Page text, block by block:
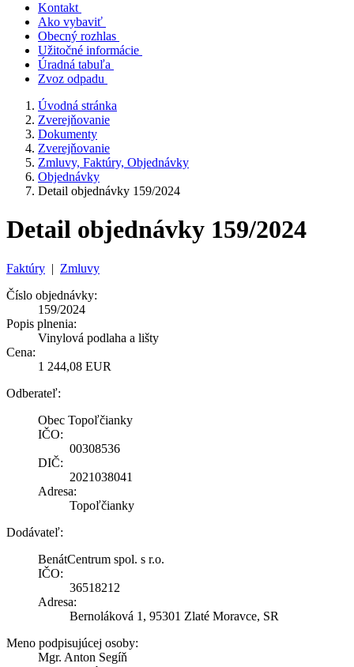
Kontakt
Ako vybaviť
Obecný rozhlas
Užitočné informácie
Úradná tabuľa
Zvoz odpadu
Úvodná stránka
Zverejňovanie
Dokumenty
Zverejňovanie
Zmluvy, Faktúry, Objednávky
Objednávky
Detail objednávky 159/2024
Detail objednávky 159/2024
Faktúry | Zmluvy
Číslo objednávky:
159/2024
Popis plnenia:
Vinylová podlaha a lišty
Cena:
1 244,08 EUR
Odberateľ:
Obec Topoľčianky
IČO:
00308536
DIČ:
2021038041
Adresa:
Topoľčianky
Dodávateľ:
BenátCentrum spol. s r.o.
IČO:
36518212
Adresa:
Bernoláková 1, 95301 Zlaté Moravce, SR
Meno podpisujúcej osoby:
Mgr. Anton Segíň